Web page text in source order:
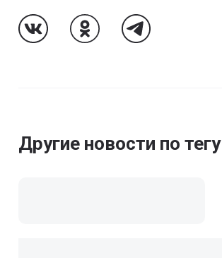
Другие новости по тегу